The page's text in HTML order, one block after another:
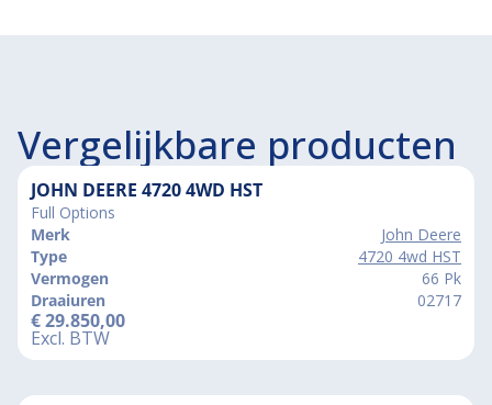
Vergelijkbare producten
JOHN DEERE 4720 4WD HST
Full Options
Merk
John Deere
Type
4720 4wd HST
Vermogen
66 Pk
Draaiuren
02717
€29.850,00
Excl. BTW